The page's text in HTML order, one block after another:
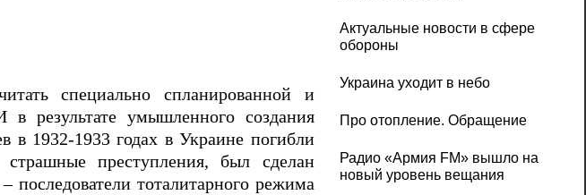
специально спланированной и
в результате умышленного создания
в 1932-1933 годах в Украине погибли
преступления, был сделан
последователи тоталитарного режима
Актуальные новости в сфере
обороны
Украина уходит в небо
Про отопление. Обращение
Радио «Армия FM» вышло на
новый уровень вещания